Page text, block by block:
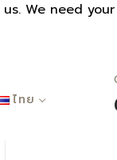
to us. We need
ไทย